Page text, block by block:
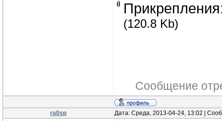
(120.8 Kb)
Сообщение
ra0sp Дата: Среда, 2013-04-24, 13:02 |